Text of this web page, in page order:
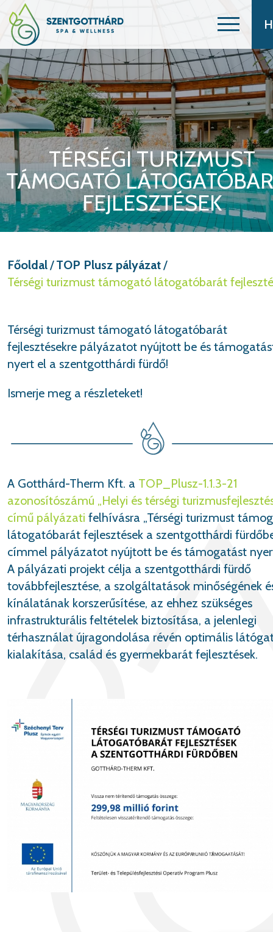
TÉRSÉGI TURIZMUST
TÁMOGATÓ
FEJLESZTÉSEK
Főoldal/ TOP Plusz pályázat/
Térségi turizmust támogató látogatóbarát
Térségi turizmust támogató látogatóbarát
fejlesztésekre pályázatot nyújtott be és
nyert el a szentgotthárdi fürdő!
Ismerje meg a részleteket!
A Gotthárd-Therm Kft. a TOP_Plusz-1.1.3-21
azonosítószámú „Helyi és térségi
című pályázati felhívásra „Térségi turizmust
látogatóbarát fejlesztések a szentgotthárdi
címmel pályázatot nyújtott be és támogatást
A pályázati projekt célja a szentgotthárdi fürdő
továbbfejlesztése, a szolgáltatások minőségének
kínálatának korszerűsítése, az ehhez szükséges
infrastrukturális feltételek biztosítása, a jelenlegi
térhasználat újragondolása révén optimális
kialakítása, család és gyermekbarát fejlesztések.